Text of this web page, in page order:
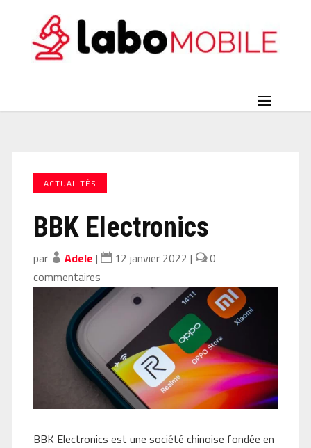
ACTUALITÉS
BBK Electronics
par Adele | 12 janvier 2022 |
0
commentaires
BBK Electronics est une société chinoise fondée en